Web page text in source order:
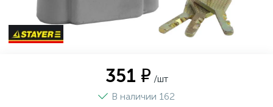
351 ₽ /шт
В наличии 162